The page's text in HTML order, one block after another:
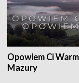
Opowiem Ci
Mazury